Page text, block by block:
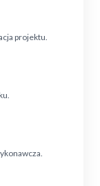
projektu.